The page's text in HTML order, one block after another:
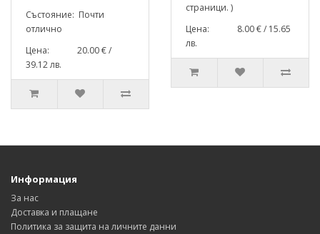
Състояние: Почти
отлично
Цена: 20.00 € /
39.12 лв.
страници. )
Цена: 8.00 € / 15.65
лв.
Информация
За нас
Доставка и плащане
Политика за защита на личните данни